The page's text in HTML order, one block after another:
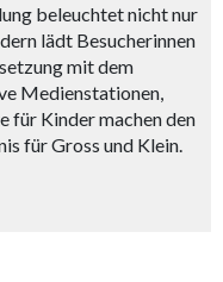
beleuchtet nicht nur
lädt Besucherinnen
mit dem
Medienstationen,
für Kinder machen den
für Gross und Klein.